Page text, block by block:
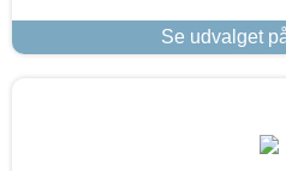
Se udvalget